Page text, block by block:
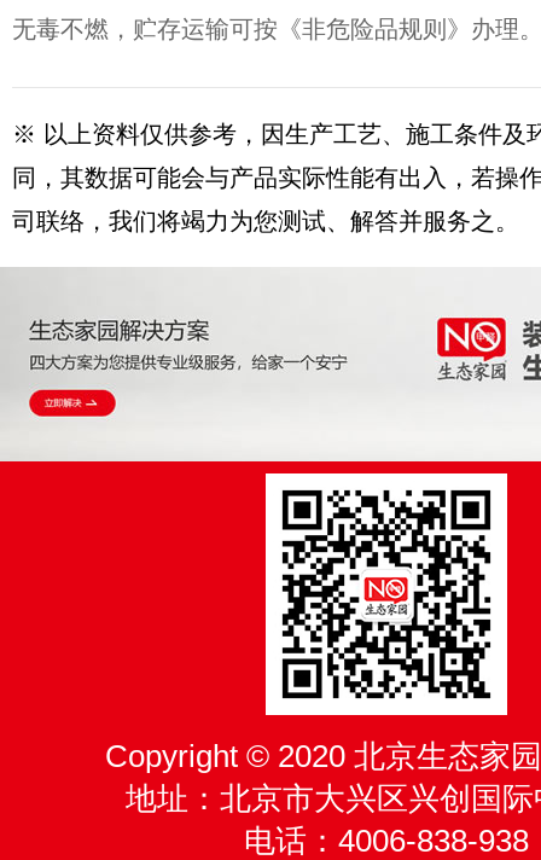
无毒不燃，贮存运输可按《非危险品规则》办理
※ 以上资料仅供参考，因生产工艺、施工条件及
同，其数据可能会与产品实际性能有出入，若操
司联络，我们将竭力为您测试、解答并服务之。
Copyright © 2020 北京生态家
地址：北京市大兴区兴创国
电话：4006-838-938